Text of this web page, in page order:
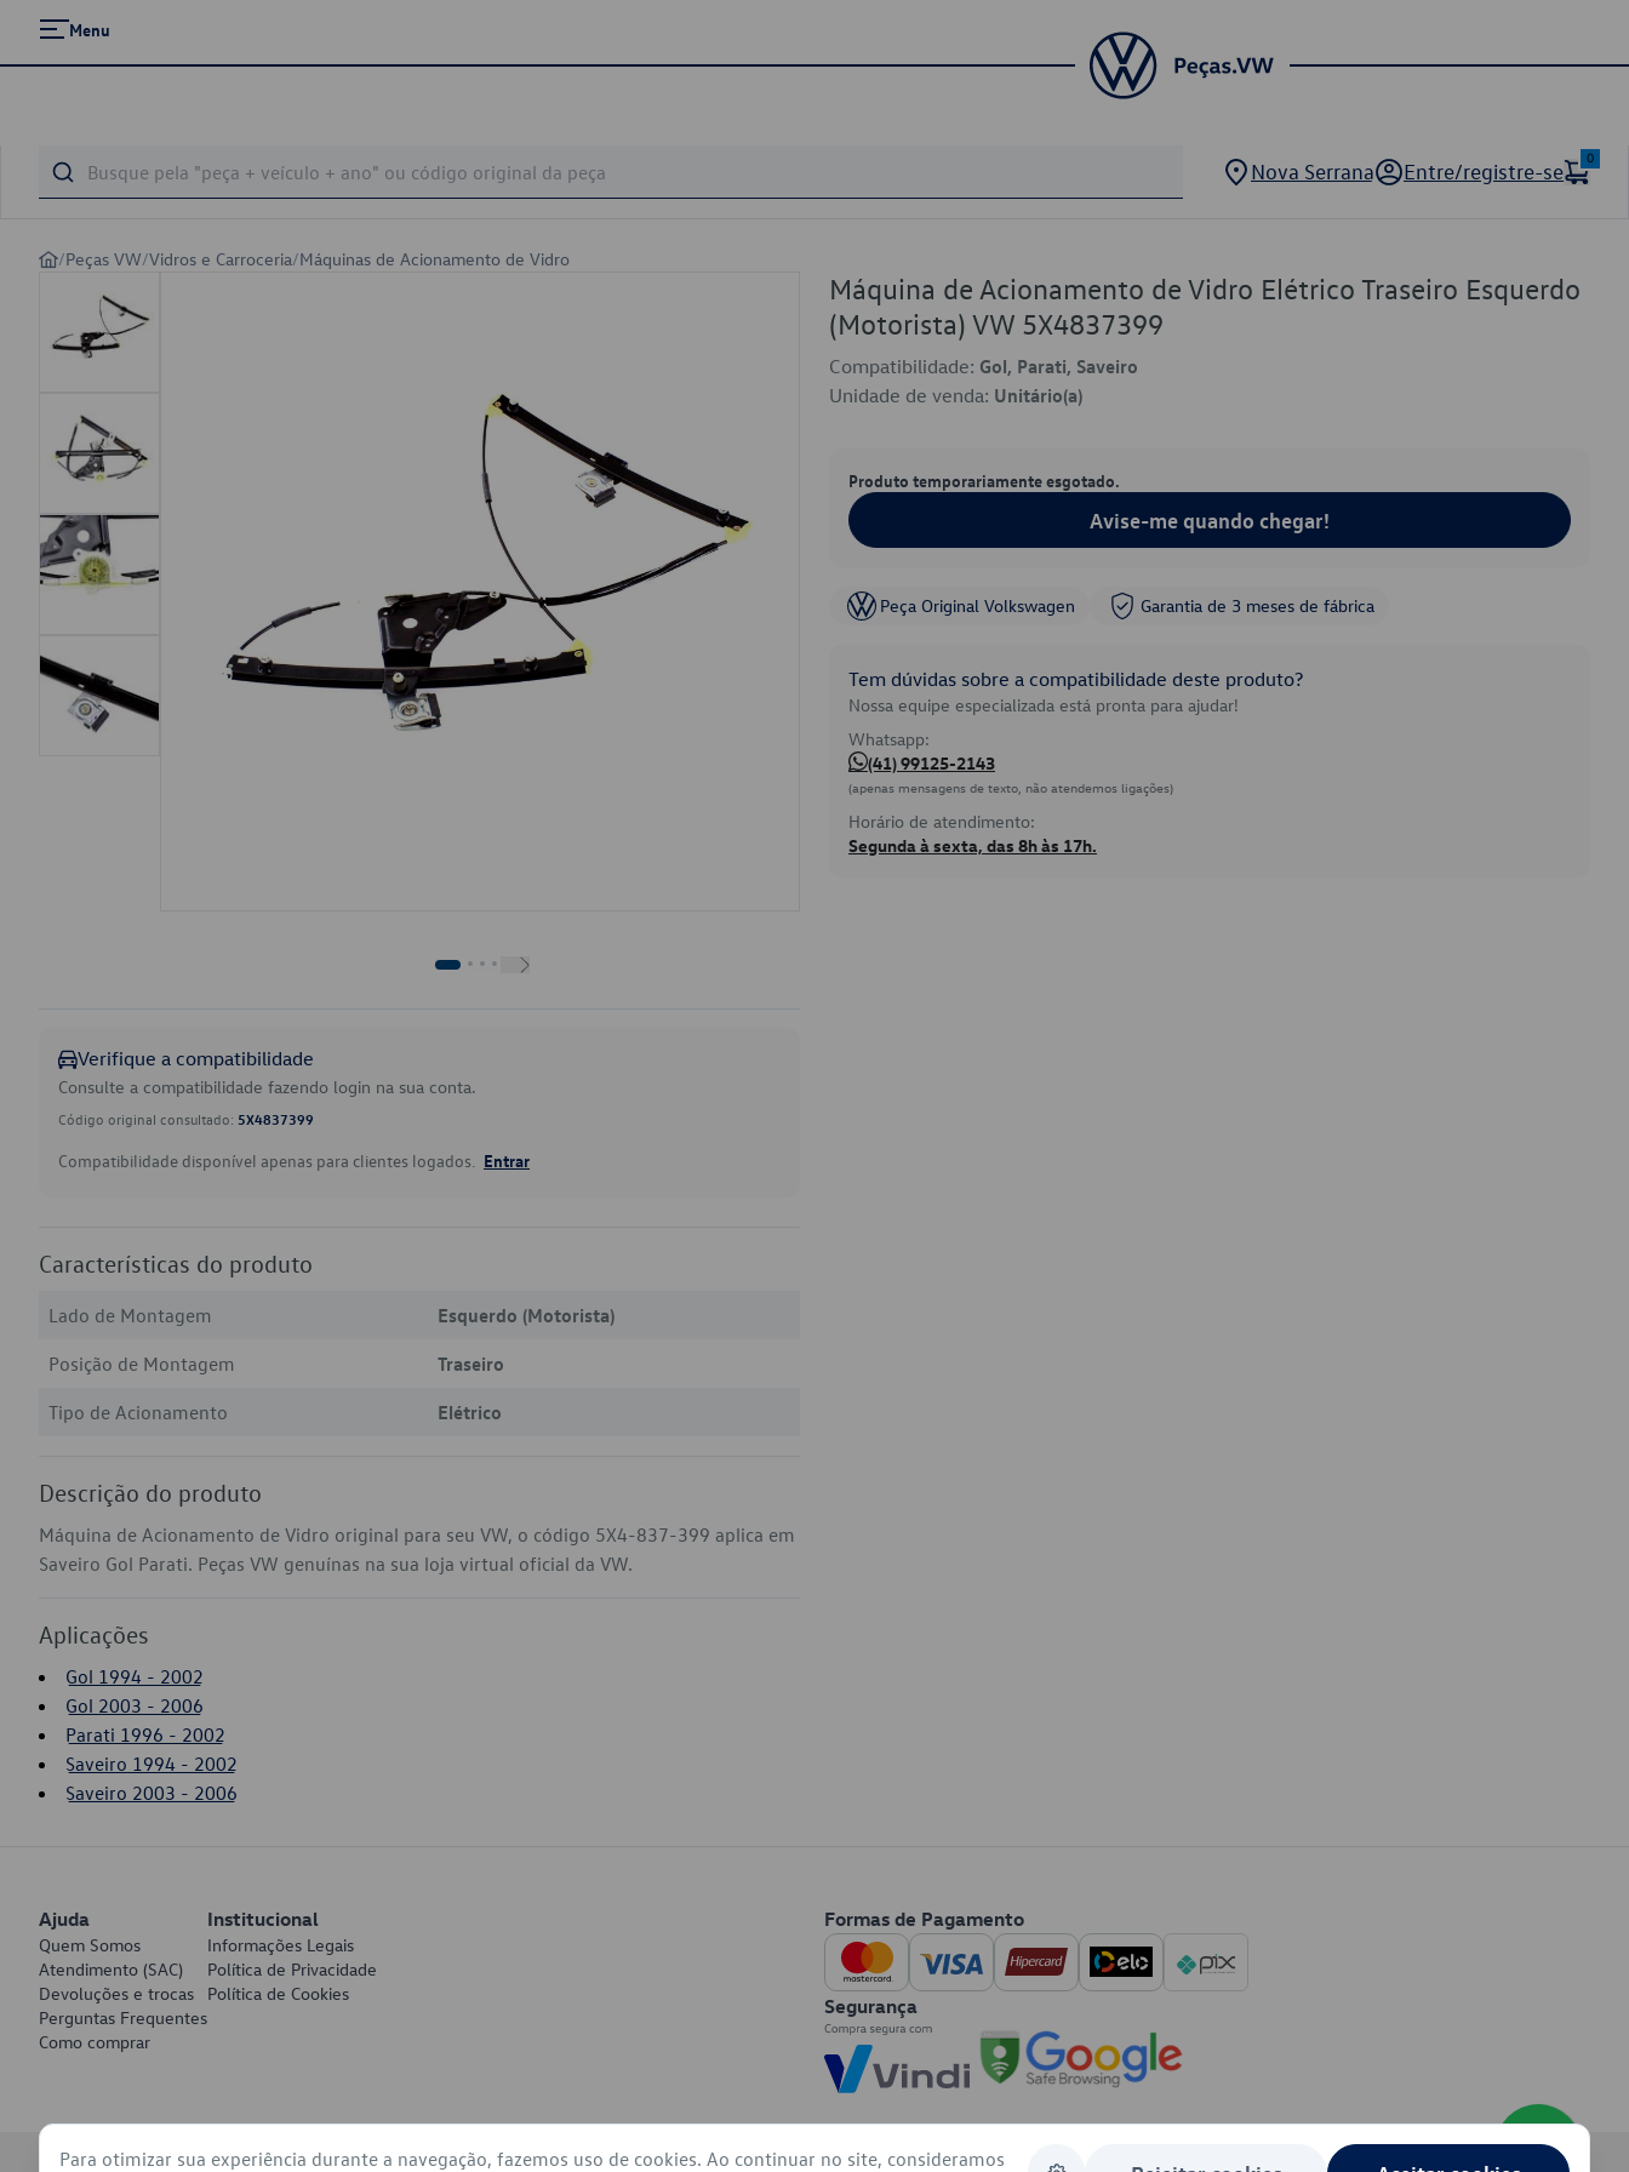
Menu
Nova Serrana Entre/registre-se
0
/Peças VW/Vidros e Carroceria/Máquinas de Acionamento de Vidro
Verifique a compatibilidade
Consulte a compatibilidade fazendo login na sua conta.
Código original consultado: 5X4837399
Compatibilidade disponível apenas para clientes logados. Entrar
Características do produto
Lado de Montagem
Esquerdo (Motorista)
Posição de Montagem
Traseiro
Tipo de Acionamento
Elétrico
Descrição do produto
Máquina de Acionamento de Vidro original para seu VW, o código 5X4-837-399 aplica em
Saveiro Gol Parati. Peças VW genuínas na sua loja virtual oficial da VW.
Aplicações
Gol 1994 - 2002
Gol 2003 - 2006
Parati 1996 - 2002
Saveiro 1994 - 2002
Saveiro 2003 - 2006
Máquina de Acionamento de Vidro Elétrico Traseiro Esquerdo
(Motorista) VW 5X4837399
Compatibilidade: Gol, Parati, Saveiro
Unidade de venda: Unitário(a)
Produto temporariamente esgotado.
Avise-me quando chegar!
Peça Original Volkswagen Garantia de 3 meses de fábrica
Tem dúvidas sobre a compatibilidade deste produto?
Nossa equipe especializada está pronta para ajudar!
Whatsapp:
(41) 99125-2143
(apenas mensagens de texto, não atendemos ligações)
Horário de atendimento:
Segunda à sexta, das 8h às 17h.
Ajuda
Quem Somos
Atendimento (SAC)
Devoluções e trocas
Perguntas Frequentes
Como comprar
Institucional
Informações Legais
Política de Privacidade
Política de Cookies
Formas de Pagamento
Segurança
Para otimizar sua experiência durante a navegação, fazemos uso de cookies. Ao continuar no site, consideramos